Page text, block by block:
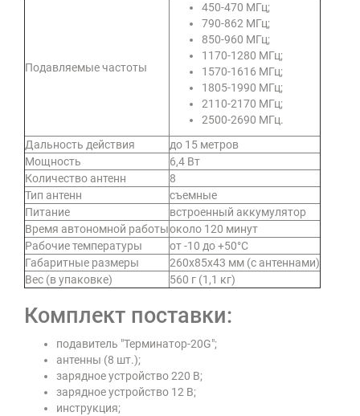
Подавляемые частоты
450-470 МГц;
790-862 МГц;
850-960 МГц;
1170-1280 МГц;
1570-1616 МГц;
1805-1990 МГц;
2110-2170 МГц;
2500-2690 МГц.
Дальность действия
до 15 метров
Мощность
6,4 Вт
Количество антенн
8
Тип антенн
съемные
Питание
встроенный аккумулятор
Время автономной работыоколо 120 минут
Рабочие температуры
от -10 до +50°C
Габаритные размеры
260х85х43 мм (с антеннами)
Вес (в упаковке)
560 г (1,1 кг)
Комплект поставки:
подавитель "Терминатор-20G";
антенны (8 шт.);
зарядное устройство 220 В;
зарядное устройство 12 В;
инструкция;